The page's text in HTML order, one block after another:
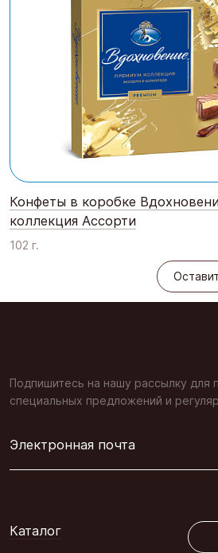
Конфеты в коробке
коллекция Ассорти
102 г.
Подпишитесь на нашу рассылку для
специальных предложений и
Электронная почта
Каталог